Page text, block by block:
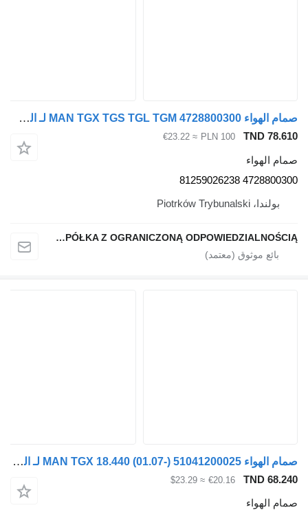
صمام الهواء MAN TGX TGS TGL TGM 4728800300 لـ الشاحنات MAN TGX TGS TGL TGM
TND 78.610
PLN 100
≈ €23.22
صمام الهواء
4728800300 81259026238
بولندا، Piotrków Trybunalski
QINDITO SPÓŁKA Z OGRANICZONĄ ODPOWIEDZIALNOŚCIĄ
صمام الهواء MAN TGX 18.440 (01.07-) 51041200025 لـ الشاحنات MAN TGL, TGM, TGS, TGX (2005-2021)
TND 68.240
€20.16
≈ $23.29
صمام الهواء